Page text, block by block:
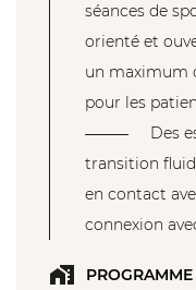
séances de
orienté et
un maximum
pour les
Des
transition
en contact
connexion
PROGRAMME